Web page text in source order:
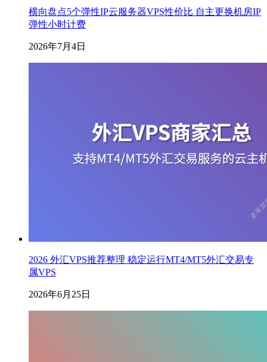
横向盘点5个弹性IP云服务器VPS性价比 自主更换机房IP
弹性小时计费
2026年7月4日
2026 外汇VPS推荐整理 稳定运行MT4/MT5外汇交易专
属VPS
2026年6月25日